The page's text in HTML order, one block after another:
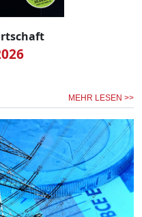
MEHR LESEN >>